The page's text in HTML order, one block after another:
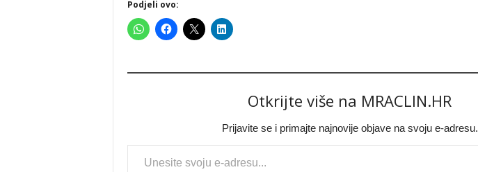
Podjeli ovo:
Otkrijte više na MRACLIN.HR
Prijavite se i primajte najnovije objave na svoju e-adresu.
Type your email…